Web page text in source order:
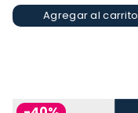
Agregar al carrito